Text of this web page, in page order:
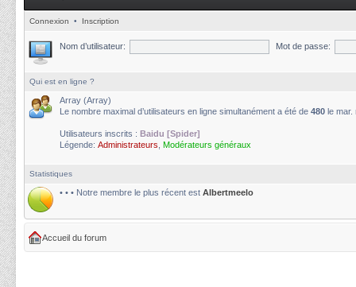
Connexion • Inscription
Nom d’utilisateur: Mot de passe:
Qui est en ligne ?
Array (Array)
Le nombre maximal d’utilisateurs en ligne simultanément a été de 480 le mar.
Utilisateurs inscrits : Baidu [Spider]
Légende: Administrateurs Modérateurs généraux
Statistiques
• • • Notre membre le plus récent est Albertmeelo
Accueil du forum